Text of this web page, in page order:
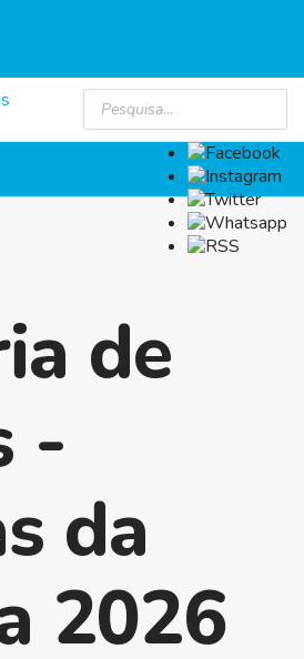
de
-
da
2026